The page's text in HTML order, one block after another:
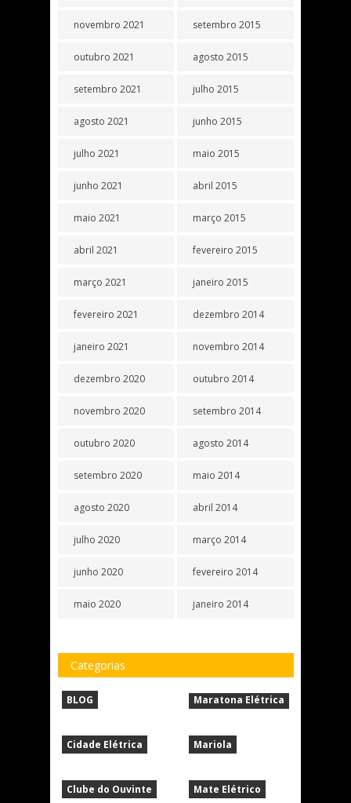
novembro 2021
outubro 2021
setembro 2021
agosto 2021
julho 2021
junho 2021
maio 2021
abril 2021
março 2021
fevereiro 2021
janeiro 2021
dezembro 2020
novembro 2020
outubro 2020
setembro 2020
agosto 2020
julho 2020
junho 2020
maio 2020
setembro 2015
agosto 2015
julho 2015
junho 2015
maio 2015
abril 2015
março 2015
fevereiro 2015
janeiro 2015
dezembro 2014
novembro 2014
outubro 2014
setembro 2014
agosto 2014
maio 2014
abril 2014
março 2014
fevereiro 2014
janeiro 2014
Categorias
BLOG
Cidade Elétrica
Clube do Ouvinte
Maratona Elétrica
Mariola
Mate Elétrico